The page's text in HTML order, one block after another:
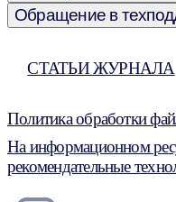
Обращение в
СТАТЬИ ЖУРНАЛА
Политика обработки
На информационном
рекомендательные